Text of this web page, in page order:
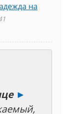
на
►